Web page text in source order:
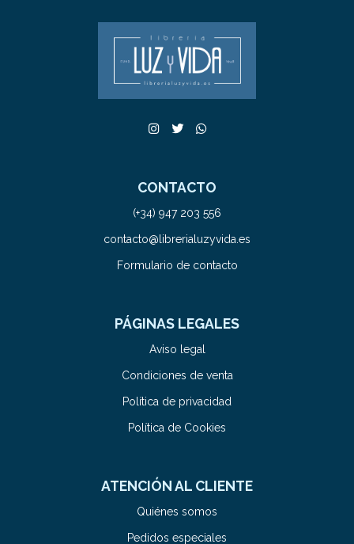
CONTACTO
(+34) 947 203 556
contacto@librerialuzyvida.es
Formulario de contacto
PÁGINAS LEGALES
Aviso legal
Condiciones de venta
Política de privacidad
Política de Cookies
ATENCIÓN AL CLIENTE
Quiénes somos
Pedidos especiales